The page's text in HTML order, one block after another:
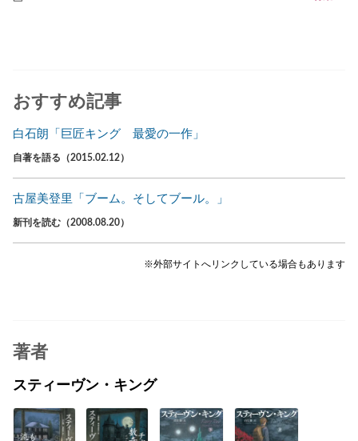
おすすめ記事
白石朗「巨匠キング 最愛の一作」
自著を語る（2015.02.12）
古屋美登里「ブーム。そしてブール。」
新刊を読む（2008.08.20）
※外部サイトへリンクしている場合もあります
著者
スティーヴン・キング